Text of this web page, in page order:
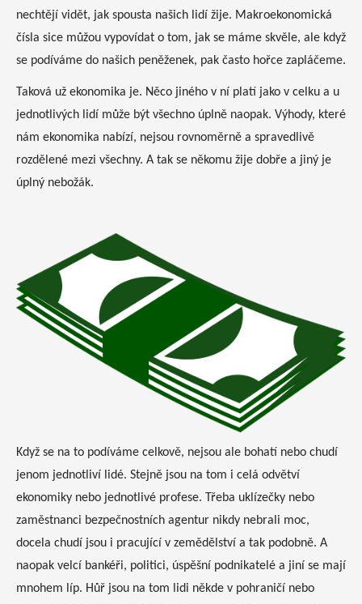
nechtějí vidět, jak spousta našich lidí žije. Makroekonomická
čísla sice můžou vypovídat o tom, jak se máme skvěle, ale když
se podíváme do našich peněženek, pak často hořce zapláčeme.
Taková už ekonomika je. Něco jiného v ní platí jako v celku a u
jednotlivých lidí může být všechno úplně naopak. Výhody, které
nám ekonomika nabízí, nejsou rovnoměrně a spravedlivě
rozdělené mezi všechny. A tak se někomu žije dobře a jiný je
úplný nebožák.
Když se na to podíváme celkově, nejsou ale bohatí nebo chudí
jenom jednotliví lidé. Stejně jsou na tom i celá odvětví
ekonomiky nebo jednotlivé profese. Třeba uklízečky nebo
zaměstnanci bezpečnostních agentur nikdy nebrali moc,
docela chudí jsou i pracující v zemědělství a tak podobně. A
naopak velcí bankéři, politici, úspěšní podnikatelé a jiní se mají
mnohem líp. Hůř jsou na tom lidi někde v pohraničí nebo